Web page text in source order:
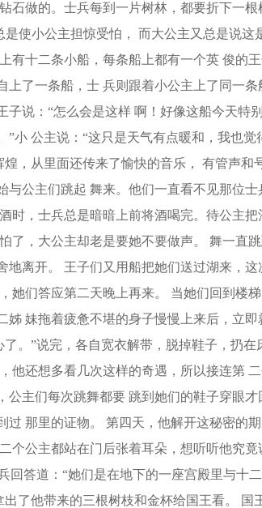
石做的。士兵每到一片树林，都要折下一根
使小公主担惊受怕， 而大公主又总是说这
有十二条小船，每条船上都有一个英 俊的
了一条船，士 兵则跟着小公主上了同一条
说：“怎么会是这样 啊！好像这船今天特
小 公主说：“这只是天气有点暖和，我也觉
，从里面还传来了愉快的音乐， 有管声和
公主们跳起 舞来。他们一直看不见那位士
时，士兵总是暗暗上前将酒喝完。待公主把
了，大公主却老是要她不要做声。 舞一直
离开。 王子们又用船把她们送过湖来，这
她们答应第二天晚上再来。 当她们回到楼
妹拖着疲惫不堪的身子慢慢上来后，立即
。”说完，各自宽衣解带，脱掉鞋子，扔在
他还想多看几次这样的奇遇，所以接连第
主们每次跳舞都要 跳到她们的鞋子穿眼才
那里的证物。 第四天，他解开这秘密的期
个公主都站在门后张着耳朵，想听听他究竟
回答道：“她们是在地下的一座宫殿里与十
了他带来的三根树枝和金杯给国王看。 国